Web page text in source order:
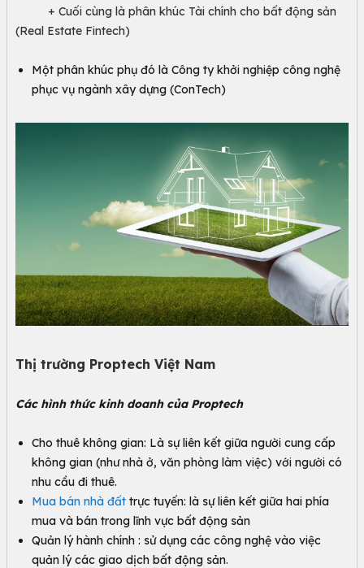
+ Cuối cùng là phân khúc Tài chính cho bất động sản
(Real Estate Fintech)
Một phân khúc phụ đó là Công ty khởi nghiệp công nghệ
phục vụ ngành xây dựng (ConTech)
Thị trường Proptech Việt Nam
Các hình thức kinh doanh của Proptech
Cho thuê không gian: Là sự liên kết giữa người cung cấp
không gian (như nhà ở, văn phòng làm việc) với người có
nhu cầu đi thuê.
Mua bán nhà đất trực tuyến: là sự liên kết giữa hai phía
mua và bán trong lĩnh vực bất động sản
Quản lý hành chính : sử dụng các công nghệ vào việc
quản lý các giao dịch bất động sản.